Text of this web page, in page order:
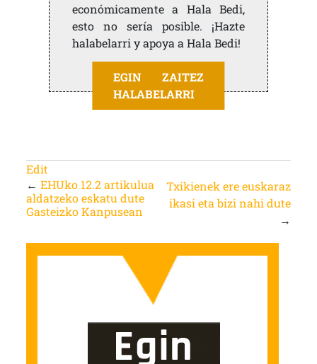
económicamente a Hala Bedi,
esto no sería posible. ¡Hazte
halabelarri y apoya a Hala Bedi!
EGIN ZAITEZ
HALABELARRI
Edit
← EHUko 12.2 artikulua
aldatzeko eskatu dute
Gasteizko Kanpusean
Txikienek ere euskaraz
ikasi eta bizi nahi dute
→